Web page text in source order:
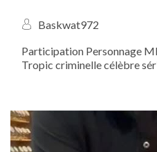
Baskwat972
Participation Personnage MR SALOMON Saison 7
Tropic criminelle célèbre